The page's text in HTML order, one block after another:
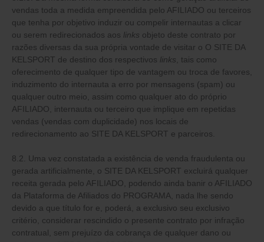
vendas toda a medida empreendida pelo AFILIADO ou terceiros
que tenha por objetivo induzir ou compelir internautas a clicar
ou serem redirecionados aos links objeto deste contrato por
razões diversas da sua própria vontade de visitar o O SITE DA
KELSPORT de destino dos respectivos links , tais como
oferecimento de qualquer tipo de vantagem ou troca de favores,
induzimento do internauta a erro por mensagens (spam) ou
qualquer outro meio, assim como qualquer ato do próprio
AFILIADO, internauta ou terceiro que implique em repetidas
vendas (vendas com duplicidade) nos locais de
redirecionamento ao SITE DA KELSPORT e parceiros.
8.2. Uma vez constatada a existência de venda fraudulenta ou
gerada artificialmente, o SITE DA KELSPORT excluirá qualquer
receita gerada pelo AFILIADO, podendo ainda banir o AFILIADO
da Plataforma de Afiliados do PROGRAMA, nada lhe sendo
devido a que título for e, poderá, a exclusivo seu exclusivo
critério, considerar rescindido o presente contrato por infração
contratual, sem prejuízo da cobrança de qualquer dano ou